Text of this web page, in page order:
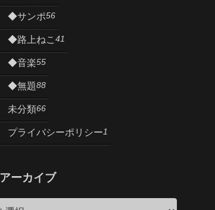
◆サンポ56
◆路上ねこ 41
◆音楽55
◆無題88
未分類66
プライバシーポリシー1
アーカイブ